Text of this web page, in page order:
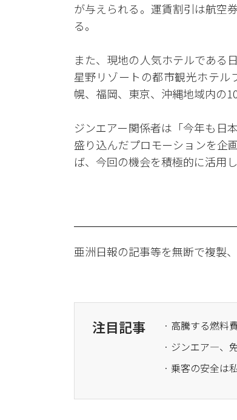
が与えられる。運賃割引は航空
る。
また、現地の人気ホテルである
星野リゾートの都市観光ホテル
幌、福岡、東京、沖縄地域内の
ジンエアー関係者は「今年も日
盛り込んだプロモーションを企
ば、今回の機会を積極的に活用
亜洲日報の記事等を無断で複製
注目記事
· 高騰する燃料